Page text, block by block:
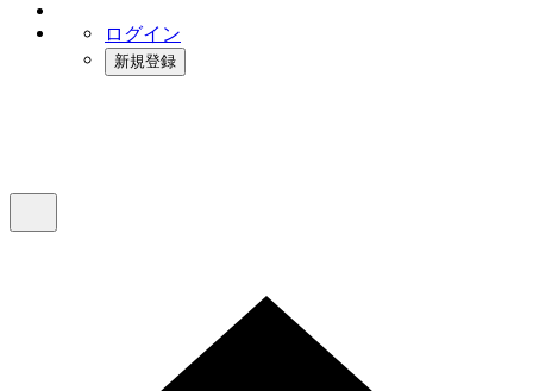
ログイン
新規登録